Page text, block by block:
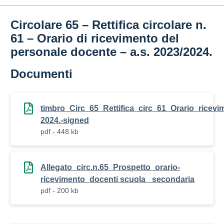
Circolare 65 – Rettifica circolare n.
61 – Orario di ricevimento del
personale docente – a.s. 2023/2024.
Documenti
2024.-signed
pdf - 448 kb
Allegato_circ.n.65_Prospetto_orario-
ricevimento_docenti scuola _secondaria
pdf - 200 kb